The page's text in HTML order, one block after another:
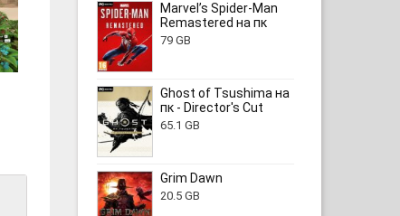
Marvel’s Spider-Man
Remastered на пк
79 GB
Ghost of Tsushima на
пк - Director's Cut
65.1 GB
Grim Dawn
20.5 GB